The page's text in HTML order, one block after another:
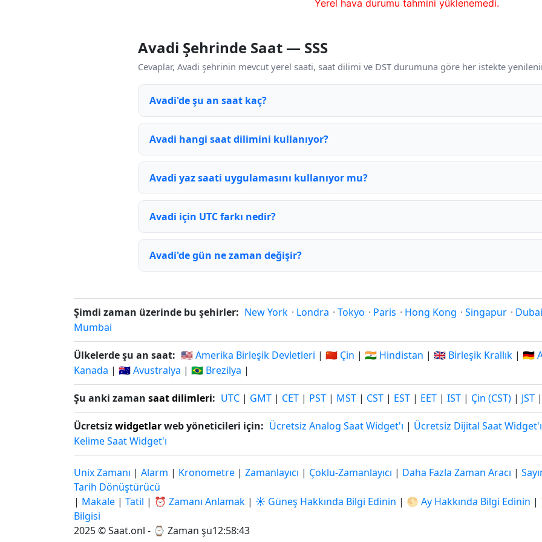
Yerel hava durumu tahmini yüklenemedi.
Avadi Şehrinde Saat — SSS
Cevaplar, Avadi şehrinin mevcut yerel saati, saat dilimi ve DST durumuna göre her istekte
Avadi'de şu an saat kaç?
Avadi hangi saat dilimini kullanıyor?
Avadi yaz saati uygulamasını kullanıyor mu?
Avadi için UTC farkı nedir?
Avadi'de gün ne zaman değişir?
Şimdi zaman üzerinde bu şehirler: New York · Londra · Tokyo · Paris · Hong Kong · Singapur · Dubai
Mumbai
Ülkelerde şu an saat: 🇺🇸 Amerika Birleşik Devletleri | 🇨🇳 Çin | 🇮🇳 Hindistan | 🇬🇧 Birleşik Krallık | 🇩🇪
Kanada | 🇦🇺 Avustralya | 🇧🇷 Brezilya |
Şu anki zaman saat dilimleri: UTC | GMT | CET | PST | MST | CST | EST | EET | IST | Çin (CST) | JST
Ücretsizwidgetlarweb yöneticileri için: Ücretsiz Analog Saat Widget'ı | Ücretsiz Dijital Saat Widget'ı
Kelime Saat Widget'ı
Unix Zamanı | Alarm | Kronometre | Zamanlayıcı | Çoklu-Zamanlayıcı | Daha Fazla Zaman Aracı |
Tarih Dönüştürücü
| Makale | Tatil | ⏰ Zamanı Anlamak | ☀️ Güneş Hakkında Bilgi Edinin | 🌕 Ay Hakkında Bilgi Edinin |
Bilgisi
2025 © Saat.onl - ⌚ Zaman şu12:58:44